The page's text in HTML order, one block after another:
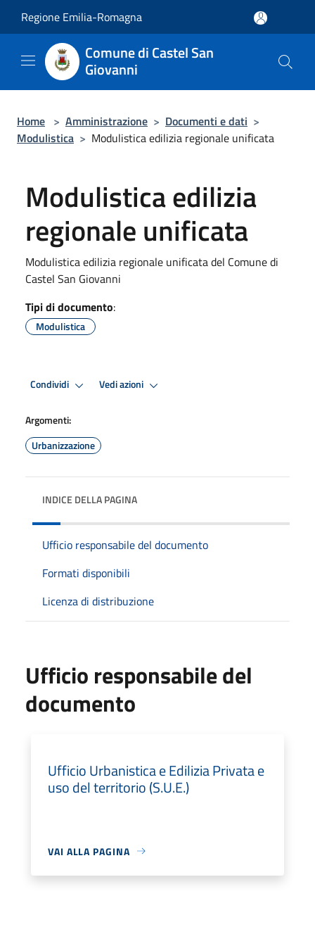
Regione Emilia-Romagna
Comune di Castel San
Giovanni
Home > Amministrazione > Documenti e dati >
Modulistica > Modulistica edilizia regionale unificata
Modulistica edilizia
regionale unificata
Modulistica edilizia regionale unificata del Comune di
Castel San Giovanni
Tipi di documento:
Modulistica
Condividi Vedi azioni
Argomenti:
Urbanizzazione
INDICE DELLA PAGINA
Ufficio responsabile del documento
Formati disponibili
Licenza di distribuzione
Ufficio responsabile del
documento
Ufficio Urbanistica e Edilizia Privata e
uso del territorio (S.U.E.)
VAI ALLA PAGINA